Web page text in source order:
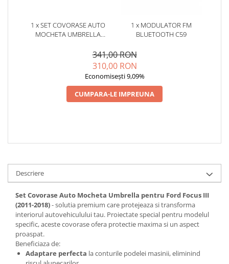
1 x SET COVORASE AUTO
MOCHETA UMBRELLA
1 x MODULATOR FM
BLUETOOTH C59
341,00 RON
310,00 RON
Economisești 9,09%
CUMPARA-LE IMPREUNA
Descriere
Set Covorase Auto Mocheta Umbrella pentru Ford Focus III
(2011-2018)- solutia premium care protejeaza si transforma
interiorul autovehiculului tau. Proiectate special pentru modelul
specific, aceste covorase ofera protectie maxima si un aspect
proaspat.
Beneficiaza de:
Adaptare perfecta la conturile podelei masinii, eliminind